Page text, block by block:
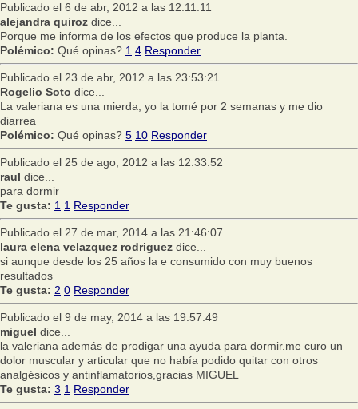
Publicado el 6 de abr, 2012 a las 12:11:11
alejandra quiroz dice...
Porque me informa de los efectos que produce la planta.
Polémico: Qué opinas? 1 4 Responder
Publicado el 23 de abr, 2012 a las 23:53:21
Rogelio Soto dice...
La valeriana es una mierda, yo la tomé por 2 semanas y me dio
diarrea
Polémico: Qué opinas? 5 10 Responder
Publicado el 25 de ago, 2012 a las 12:33:52
raul dice...
para dormir
Te gusta: 1 1 Responder
Publicado el 27 de mar, 2014 a las 21:46:07
laura elena velazquez rodriguez dice...
si aunque desde los 25 años la e consumido con muy buenos
resultados
Te gusta: 2 0 Responder
Publicado el 9 de may, 2014 a las 19:57:49
miguel dice...
la valeriana además de prodigar una ayuda para dormir.me curo un
dolor muscular y articular que no había podido quitar con otros
analgésicos y antinflamatorios,gracias MIGUEL
Te gusta: 3 1 Responder